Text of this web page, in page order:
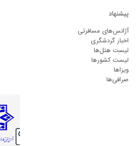
پیشنهاد
آژانس‌های مسافرتی
اخبار گردشگری
لیست هتل‌ها
لیست کشورها
ویزاها
صرافی‌ها